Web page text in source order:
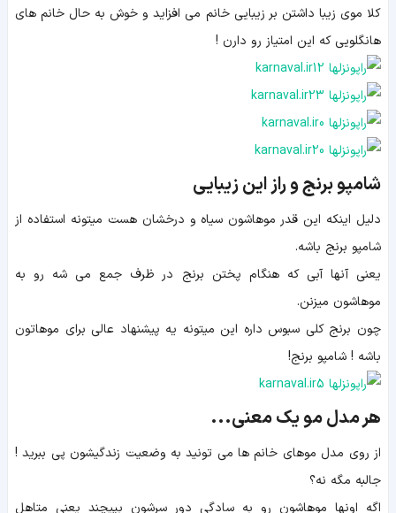
کلا موی زیبا داشتن بر زیبایی خانم می افزاید و خوش به حال خانم های
هانگلویی که این امتیاز رو دارن !
شامپو برنج و راز این زیبایی
دلیل اینکه این قدر موهاشون سیاه و درخشان هست میتونه استفاده از
شامپو برنج باشه.
یعنی آنها آبی که هنگام پختن برنج در ظرف جمع می شه رو به
موهاشون میزنن.
چون برنج کلی سبوس داره این میتونه یه پیشنهاد عالی برای موهاتون
باشه ! شامپو برنج!
هر مدل مو یک معنی...
از روی مدل موهای خانم ها می تونید به وضعیت زندگیشون پی ببرید !
جالبه مگه نه؟
اگه اونها موهاشون رو به سادگی دور سرشون بپیچند یعنی متاهل